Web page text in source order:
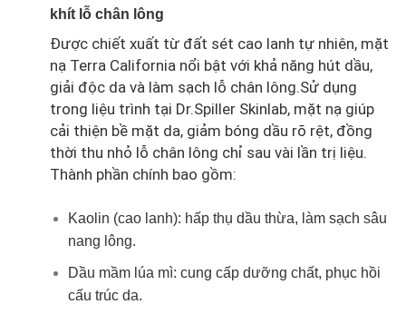
khít lỗ chân lông
Được chiết xuất từ đất sét cao lanh tự nhiên, mặt
nạ Terra California nổi bật với khả năng hút dầu,
giải độc da và làm sạch lỗ chân lông.Sử dụng
trong liệu trình tại Dr.Spiller Skinlab, mặt nạ giúp
cải thiện bề mặt da, giảm bóng dầu rõ rệt, đồng
thời thu nhỏ lỗ chân lông chỉ sau vài lần trị liệu.
Thành phần chính bao gồm:
Kaolin (cao lanh): hấp thụ dầu thừa, làm sạch sâu
nang lông.
Dầu mầm lúa mì: cung cấp dưỡng chất, phục hồi
cấu trúc da.